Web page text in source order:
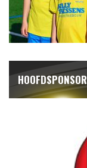
HOOFDSPONSOR